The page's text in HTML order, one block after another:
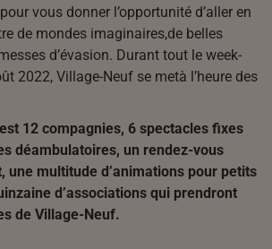
vous donner l’opportunité d’aller en
de mondes imaginaires,de belles
d’évasion. Durant tout le week-
2022, Village-Neuf se metà l’heure des
12 compagnies, 6 spectacles fixes
déambulatoires, un rendez-vous
une multitude d’animations pour petits
d’associations qui prendront
de Village-Neuf.